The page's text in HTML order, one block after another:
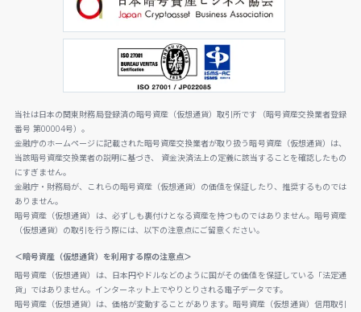
当社は日本の関東財務局登録済の暗号資産（仮想通貨）取引所です（暗号資産交換業者登録
番号 第00004号）。
金融庁のホームページに記載された暗号資産交換業者が取り扱う暗号資産（仮想通貨）は、
当該暗号資産交換業者の説明に基づき、 資金決済法上の定義に該当することを確認したもの
にすぎません。
金融庁・財務局が、これらの暗号資産（仮想通貨）の価値を保証したり、推奨するものでは
ありません。
暗号資産（仮想通貨）は、必ずしも裏付けとなる資産を持つものではありません。暗号資産
（仮想通貨）の取引を行う際には、以下の注意点にご留意ください。
＜暗号資産（仮想通貨）を利用する際の注意点＞
暗号資産（仮想通貨）は、日本円やドルなどのように国がその価値を保証している「法定通
貨」ではありません。インターネット上でやりとりされる電子データです。
暗号資産（仮想通貨）は、価格が変動することがあります。暗号資産（仮想通貨）信用取引